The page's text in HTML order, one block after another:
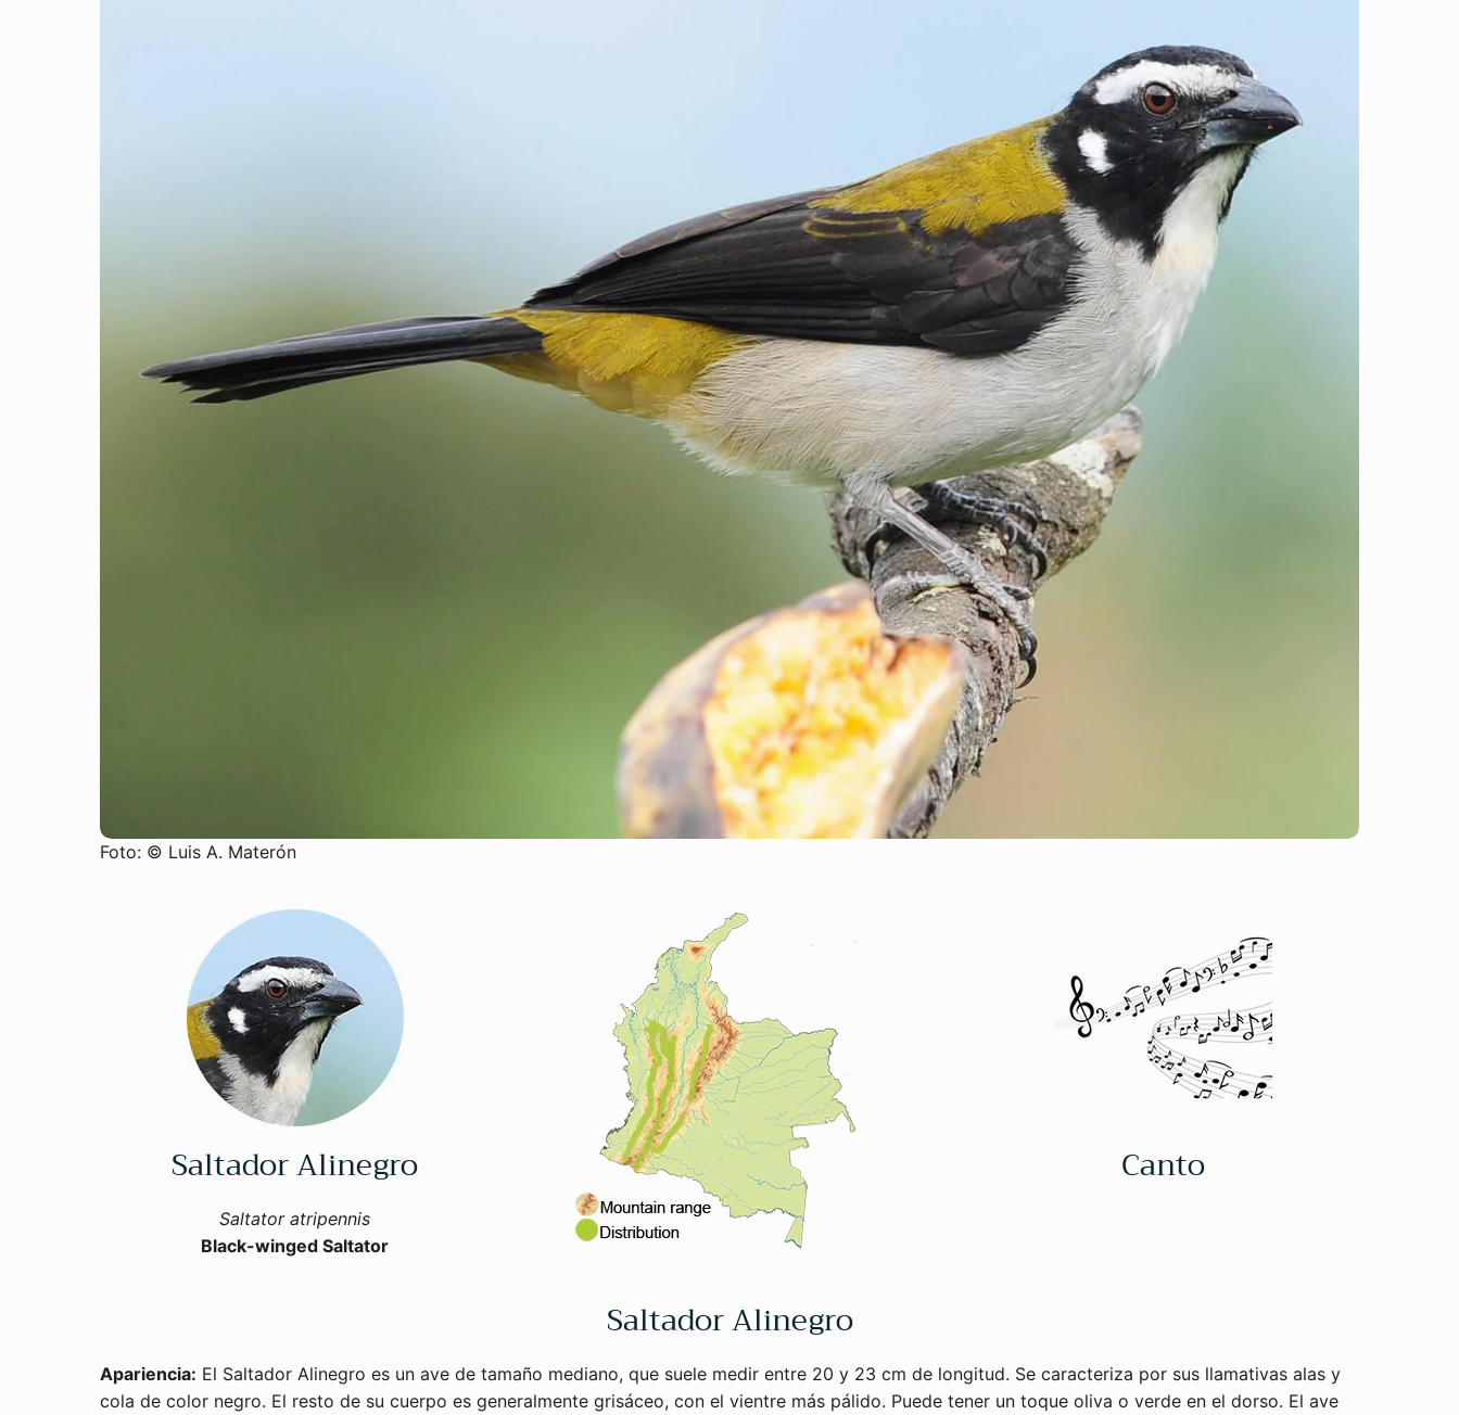
Foto: © Luis A. Materón
Saltador Alinegro
Saltator atripennis
Black-winged Saltator
Canto
Saltador Alinegro
Apariencia: El Saltador Alinegro es un ave de tamaño mediano, que suele medir entre 20 y 23 cm de longitud. Se caracteriza por sus llamativas alas y
cola de color negro. El resto de su cuerpo es generalmente grisáceo, con el vientre más pálido. Puede tener un toque oliva o verde en el dorso. El ave